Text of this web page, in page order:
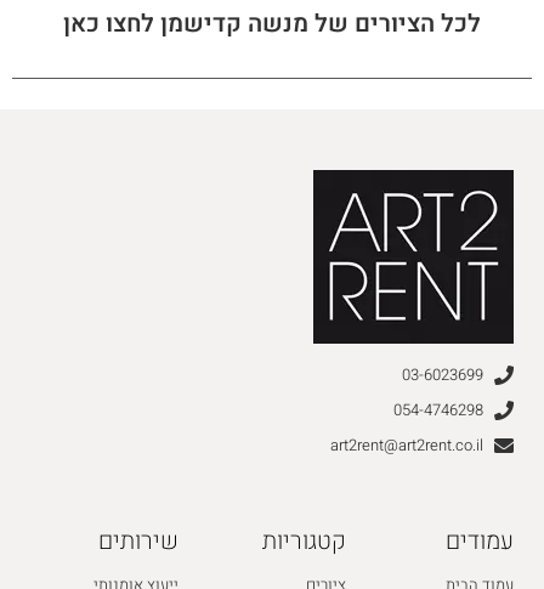
לכל הציורים של מנשה קדישמן לחצו כאן
03-6023699
054-4746298
art2rent@art2rent.co.il
עמודים קטגוריות שירותים